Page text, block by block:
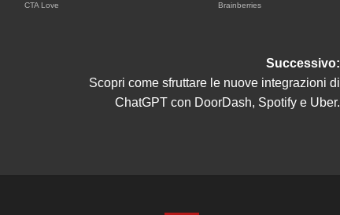
Successivo:
Scopri come sfruttare le nuove integrazioni di
ChatGPT con DoorDash, Spotify e Uber.